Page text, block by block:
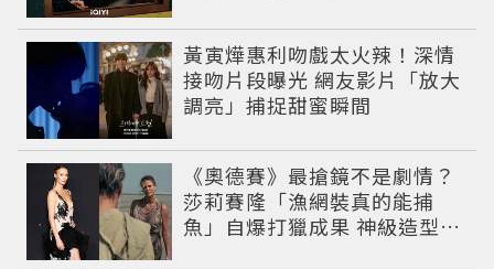
黃寅燁惠利吻戲太火辣！深情
接吻片段曝光 網友影片「放大
調亮」捕捉甜蜜瞬間
《奧德賽》最搶鏡不是劇情？
莎莉賽隆「漁網裝真的能捕
魚」自爆打獵成果 神級造型美